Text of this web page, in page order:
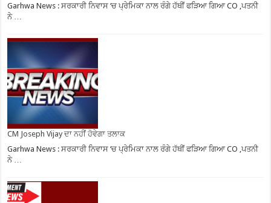
Garhwa News : ਸਰਕਾਰੀ ਨਿਵਾਸ ‘ਚ ਪ੍ਰੇਮਿਕਾ ਨਾਲ ਰੰਗੇ ਹੱਥੀਂ ਫੜਿਆ ਗਿਆ CO ,ਪਤਨੀ
ਨੇ …
CM Joseph Vijay ਦਾ ਨਹੀਂ ਹੋਵੇਗਾ ਤਲਾਕ
Garhwa News : ਸਰਕਾਰੀ ਨਿਵਾਸ ‘ਚ ਪ੍ਰੇਮਿਕਾ ਨਾਲ ਰੰਗੇ ਹੱਥੀਂ ਫੜਿਆ ਗਿਆ CO ,ਪਤਨੀ
ਨੇ …